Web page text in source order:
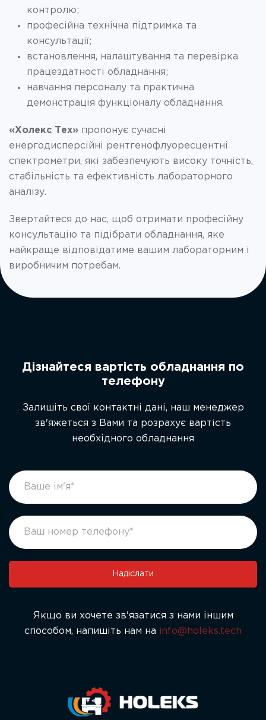
контролю;
професійна технічна підтримка та
консультації;
встановлення, налаштування та перевірка
працездатності обладнання;
навчання персоналу та практична
демонстрація функціоналу обладнання.
«Холекс Тех» пропонує сучасні
енергодисперсійні рентгенофлуоресцентні
спектрометри, які забезпечують високу точність,
стабільність та ефективність лабораторного
аналізу.
Звертайтеся до нас, щоб отримати професійну
консультацію та підібрати обладнання, яке
найкраще відповідатиме вашим лабораторним і
виробничим потребам.
Дізнайтеся вартість обладнання по
телефону
Залишіть свої контактні дані, наш менеджер
зв'яжеться з Вами та розрахує вартість
необхідного обладнання
footer
form
If
you
human,
leave
blank.
Надіслати
Якщо ви хочете зв'язатися з нами іншим
способом, напишіть нам на info@holeks.tech